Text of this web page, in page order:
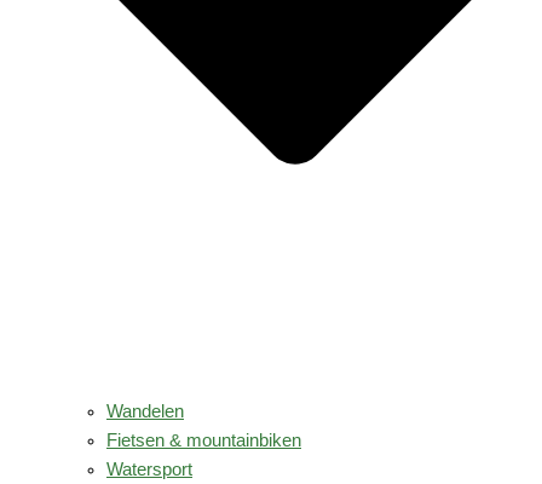
Wandelen
Fietsen & mountainbiken
Watersport